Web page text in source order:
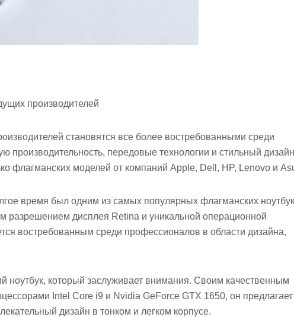
производителей
становятся все более востребованными среди
производительность, передовые технологии и стильный
флагманских моделей от компаний Apple, Dell, HP, Lenovo и
время был одним из самых популярных флагманских
дисплея Retina и уникальной операционной
востребованным среди профессионалов в области дизайна,
который заслуживает внимания. Своим качественным
Intel Core i9 и Nvidia GeForce GTX 1650, он предлагает
дизайн в тонком и легком корпусе.